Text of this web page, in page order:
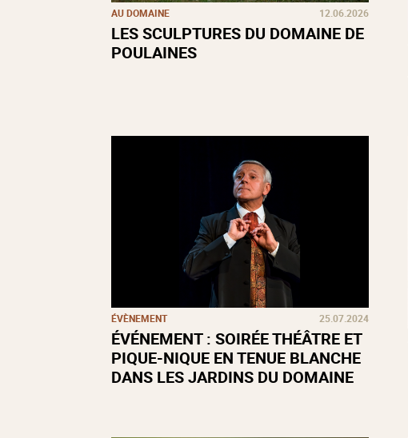
AU DOMAINE 12.06.2026
LES SCULPTURES DU DOMAINE DE
POULAINES
ÉVÈNEMENT 25.07.2024
ÉVÉNEMENT : SOIRÉE THÉÂTRE ET
PIQUE-NIQUE EN TENUE BLANCHE
DANS LES JARDINS DU DOMAINE